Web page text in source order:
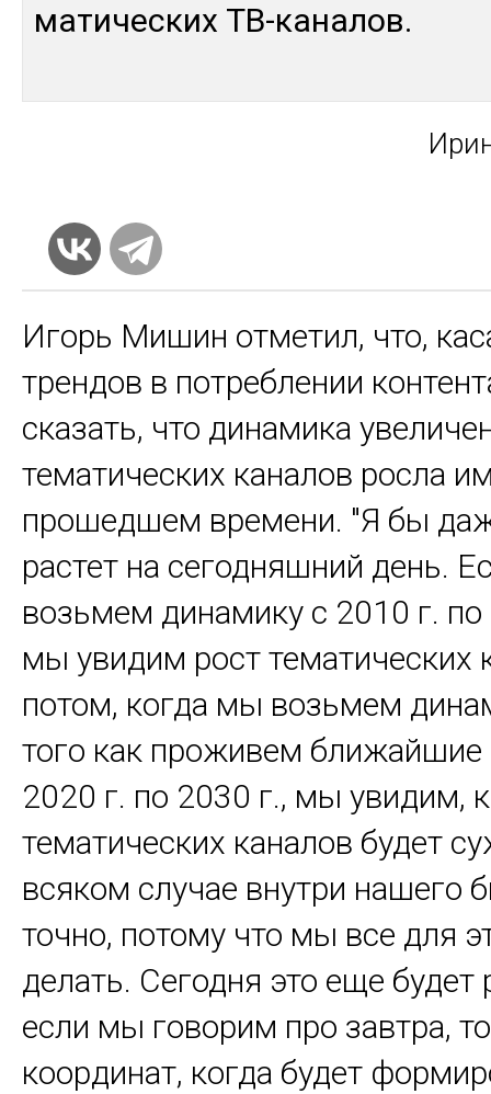
мати­чес­ких ТВ-ка­налов.
Игорь Мишин отметил, что,
трендов в потреблении
сказать, что динамика
тематических каналов росла
прошедшем времени. "Я бы
растет на сегодняшний день.
возьмем динамику с 2010 г. по
мы увидим рост тематических
потом, когда мы возьмем
того как проживем ближайшие
2020 г. по 2030 г., мы увидим,
тематических каналов будет
всяком случае внутри нашего
точно, потому что мы все для
делать. Сегодня это еще будет
если мы говорим про завтра,
координат, когда будет